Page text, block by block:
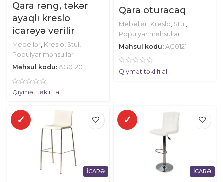
Qara rəng, təkər
ayaqlı kreslo
icarəyə verilir
Mebellər, Kreslo, Stul ,
Populyar məhsullar
Məhsul kodu: AG0120
Qiymət təklifi al
Qara oturacaq
Mebellər, Kreslo, Stul ,
Populyar məhsullar
Məhsul kodu: AG0121
Qiymət təklifi al
İCARƏ
✓
İCARƏ
✓